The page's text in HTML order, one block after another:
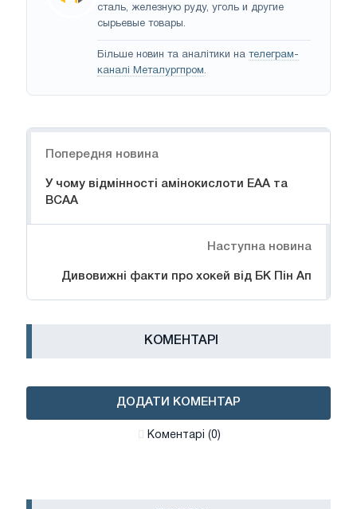
сталь, железную руду, уголь и другие
сырьевые товары.
Більше новин та аналітики на телеграм-
каналі Металургпром.
Попередня новина
У чому відмінності амінокислоти EAA та
BCAA
Наступна новина
Дивовижні факти про хокей від БК Пін Ап
КОМЕНТАРІ
ДОДАТИ КОМЕНТАР
Коментарі (0)